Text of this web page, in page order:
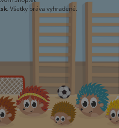
. Všetky práva vyhradené.